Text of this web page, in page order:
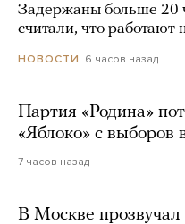
Задержаны больше 20
считали, что
НОВОСТИ 6 часов назад
Партия «Родина»
«Яблоко» с выборов
7 часов назад
В Москве